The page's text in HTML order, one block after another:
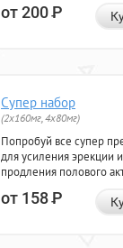
от 200Р
Супер набор
(2х160мг, 4х80мг)
Попробуй все супер
для усиления эрекции и
продления полового
от 158Р